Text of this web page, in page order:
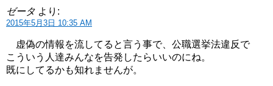
ゼータ より:
2015年5月3日 10:35 AM
虚偽の情報を流してると言う事で、公職選挙法違反で
こういう人達みんなを告発したらいいのにね。
既にしてるかも知れませんが。